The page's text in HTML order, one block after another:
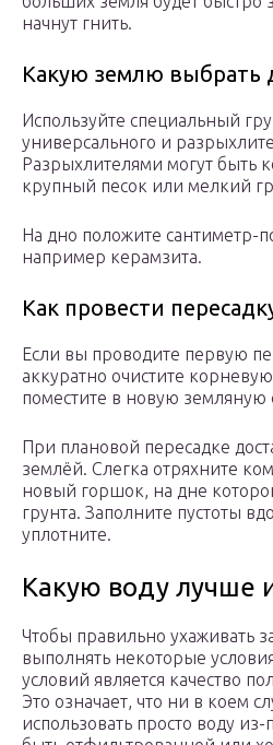
начнут гнить.
Какую землю выбрать
Используйте специальный
универсального и
Разрыхлителями могут быть
крупный песок или мелкий
На дно положите сантиметр-
например керамзита.
Как провести
Если вы проводите первую
аккуратно очистите
поместите в новую земляную
При плановой пересадке
землёй. Слегка отряхните
новый горшок, на дне
грунта. Заполните пустоты
уплотните.
Какую воду лучше
Чтобы правильно ухаживать
выполнять некоторые
условий является качество
Это означает, что ни в коем
использовать просто воду